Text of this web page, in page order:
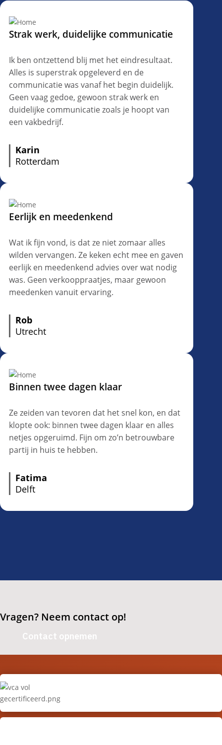
Strak werk, duidelijke communicatie
Ik ben ontzettend blij met het eindresultaat.
Alles is superstrak opgeleverd en de
communicatie was vanaf het begin duidelijk.
Geen vaag gedoe, gewoon strak werk en
duidelijke communicatie zoals je hoopt van
een vakbedrijf.
Karin
Rotterdam
Eerlijk en meedenkend
Wat ik fijn vond, is dat ze niet zomaar alles
wilden vervangen. Ze keken echt mee en gaven
eerlijk en meedenkend advies over wat nodig
was. Geen verkooppraatjes, maar gewoon
meedenken vanuit ervaring.
Rob
Utrecht
Binnen twee dagen klaar
Ze zeiden van tevoren dat het snel kon, en dat
klopte ook: binnen twee dagen klaar en alles
netjes opgeruimd. Fijn om zo’n betrouwbare
partij in huis te hebben.
Fatima
Delft
Vragen? Neem contact op!
Contact opnemen